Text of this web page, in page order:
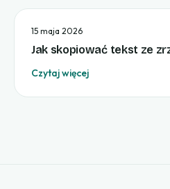
15 maja 2026
Jak skopiować tekst ze
Czytaj więcej